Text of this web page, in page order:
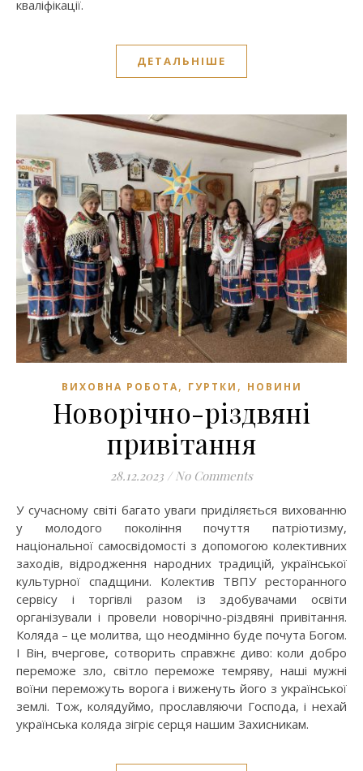
кваліфікації.
ДЕТАЛЬНІШЕ
ВИХОВНА РОБОТА, ГУРТКИ , НОВИНИ
Новорічно-різдвяні
привітання
28.12.2023 / No Comments
У сучасному світі багато уваги приділяється вихованню
у молодого покоління почуття патріотизму,
національної самосвідомості з допомогою колективних
заходів, відродження народних традицій, української
культурної спадщини. Колектив ТВПУ ресторанного
сервісу і торгівлі разом із здобувачами освіти
організували і провели новорічно-різдвяні привітання.
Коляда – це молитва, що неодмінно буде почута Богом.
І Він, вчергове, сотворить справжнє диво: коли добро
переможе зло, світло переможе темряву, наші мужні
воїни переможуть ворога і виженуть його з української
землі. Тож, колядуймо, прославляючи Господа, і нехай
українська коляда зігріє серця нашим Захисникам.